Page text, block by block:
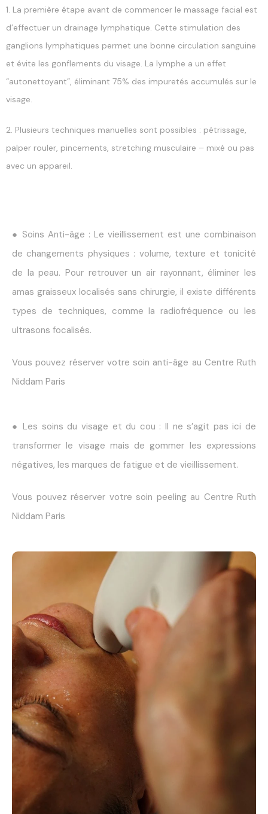
1. La première étape avant de commencer le massage facial est
d’effectuer un drainage lymphatique. Cette stimulation des
ganglions lymphatiques permet une bonne circulation sanguine
et évite les gonflements du visage. La lymphe a un effet
“autonettoyant”, éliminant 75% des impuretés accumulés sur le
visage.
2. Plusieurs techniques manuelles sont possibles : pétrissage,
palper rouler, pincements, stretching musculaire – mixé ou pas
avec un appareil.
● Soins Anti-âge : Le vieillissement est une combinaison
de changements physiques : volume, texture et tonicité
de la peau. Pour retrouver un air rayonnant, éliminer les
amas graisseux localisés sans chirurgie, il existe différents
types de techniques, comme la radiofréquence ou les
ultrasons focalisés.
Vous pouvez réserver votre soin anti-âge au Centre Ruth
Niddam Paris
● Les soins du visage et du cou : Il ne s’agit pas ici de
transformer le visage mais de gommer les expressions
négatives, les marques de fatigue et de vieillissement.
Vous pouvez réserver votre soin peeling au Centre Ruth
Niddam Paris